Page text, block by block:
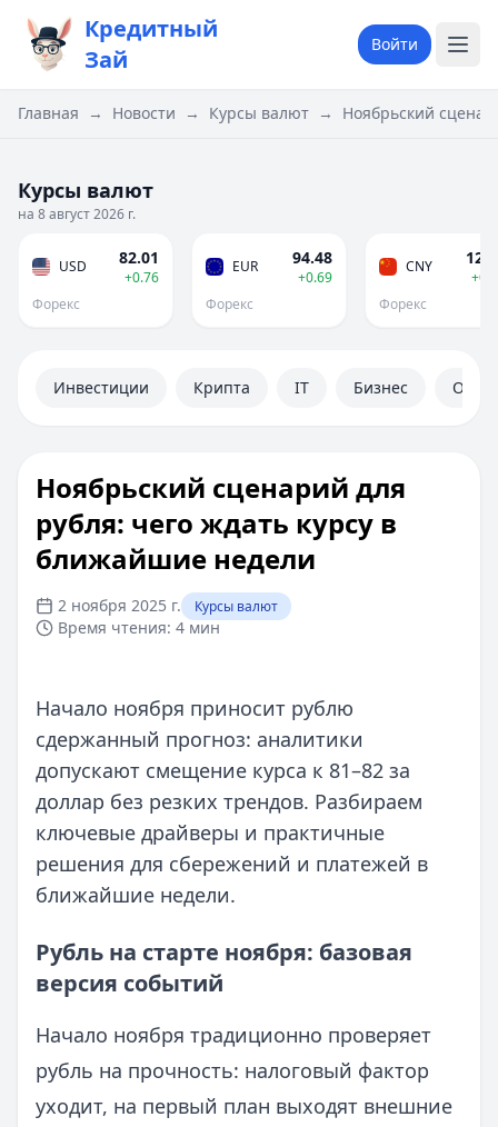
Кредитный
Зай
Войти
Главная → Новости → Курсы валют → Ноябрьский
Курсы валют
на 8 август 2026 г.
USD 82.01
+0.76
Форекс
EUR 94.48
+0.69
Форекс
CNY
Форекс
Инвестиции Крипта IT Бизнес
Ноябрьский сценарий для
рубля: чего ждать курсу в
ближайшие недели
2 ноября 2025 г. Курсы валют
Время чтения: 4 мин
Начало ноября приносит рублю
сдержанный прогноз: аналитики
допускают смещение курса к 81–82 за
доллар без резких трендов. Разбираем
ключевые драйверы и практичные
решения для сбережений и платежей в
ближайшие недели.
Рубль на старте ноября: базовая
версия событий
Начало ноября традиционно проверяет
рубль на прочность: налоговый фактор
уходит, на первый план выходят внешние